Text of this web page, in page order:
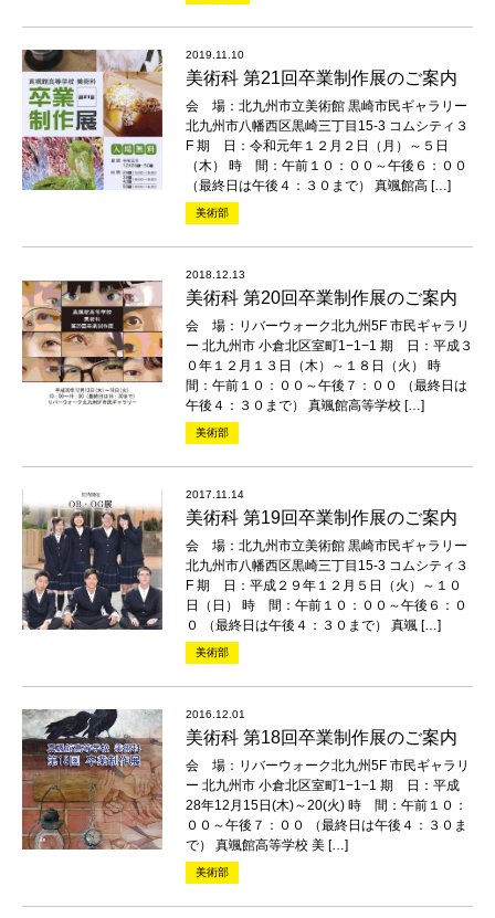
2019.11.10
美術科 第21回卒業制作展のご案内
会 場：北九州市立美術館 黒崎市民ギャラリー
北九州市八幡西区黒崎三丁目15-3 コムシティ３
F 期 日：令和元年１２月２日（月）～５日
（木） 時 間：午前１０：００～午後６：００
（最終日は午後４：３０まで） 真颯館高 […]
美術部
2018.12.13
美術科 第20回卒業制作展のご案内
会 場：リバーウォーク北九州5F 市民ギャラリ
ー 北九州市 小倉北区室町1−1−1 期 日：平成３
０年１２月１３日（木）～１８日（火） 時
間：午前１０：００～午後７：００ （最終日は
午後４：３０まで） 真颯館高等学校 […]
美術部
2017.11.14
美術科 第19回卒業制作展のご案内
会 場：北九州市立美術館 黒崎市民ギャラリー
北九州市八幡西区黒崎三丁目15-3 コムシティ３
F 期 日：平成２９年１２月５日（火）～１０
日（日） 時 間：午前１０：００～午後６：０
０ （最終日は午後４：３０まで） 真颯 […]
美術部
2016.12.01
美術科 第18回卒業制作展のご案内
会 場：リバーウォーク北九州5F 市民ギャラリ
ー 北九州市 小倉北区室町1−1−1 期 日：平成
28年12月15日(木)～20(火) 時 間：午前１０：
００～午後７：００ （最終日は午後４：３０ま
で） 真颯館高等学校 美 […]
美術部